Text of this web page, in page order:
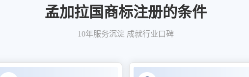
孟加拉国商标注册的条件
10年服务沉淀 成就行业口碑